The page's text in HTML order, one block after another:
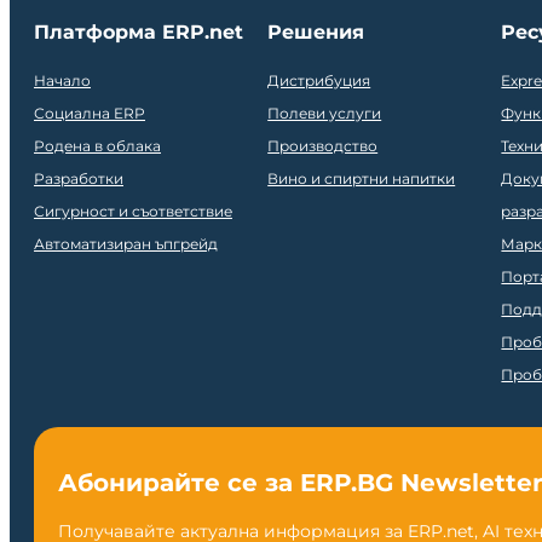
Платформа ERP.net
Начало
Социална ERP
Родена в облака
Разработки
Сигурност и съответствие
Автоматизиран ъпгрейд
Решения
Дистрибуция
Полеви услуги
Производство
Вино и спиртни напитки
Абонирайте се за ERP.BG Newsletter
Получавайте актуална информация за ERP.net, AI